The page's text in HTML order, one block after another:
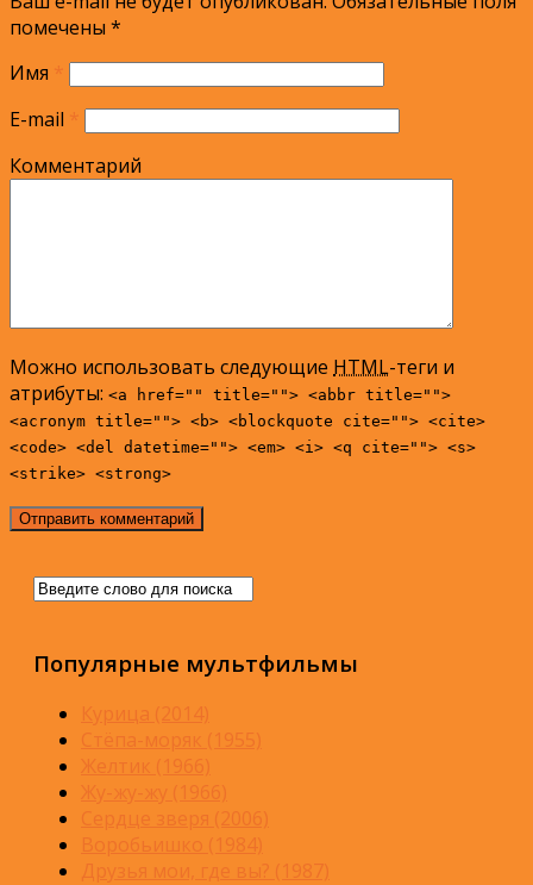
помечены *
Имя *
E-mail *
Комментарий
Можно использовать следующие HTML-теги и
атрибуты: <a href="" title=""> <abbr title="">
<acronym title=""> <b> <blockquote cite=""> <cite>
<code> <del datetime=""> <em> <i> <q cite=""> <s>
<strike> <strong>
Популярные мультфильмы
Курица (2014)
Стёпа-моряк (1955)
Желтик (1966)
Жу-жу-жу (1966)
Сердце зверя (2006)
Воробьишко (1984)
Друзья мои, где вы? (1987)